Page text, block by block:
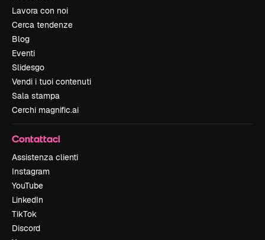
Lavora con noi
Cerca tendenze
Blog
Eventi
Slidesgo
Vendi i tuoi contenuti
Sala stampa
Cerchi magnific.ai
Contattaci
Assistenza clienti
Instagram
YouTube
LinkedIn
TikTok
Discord